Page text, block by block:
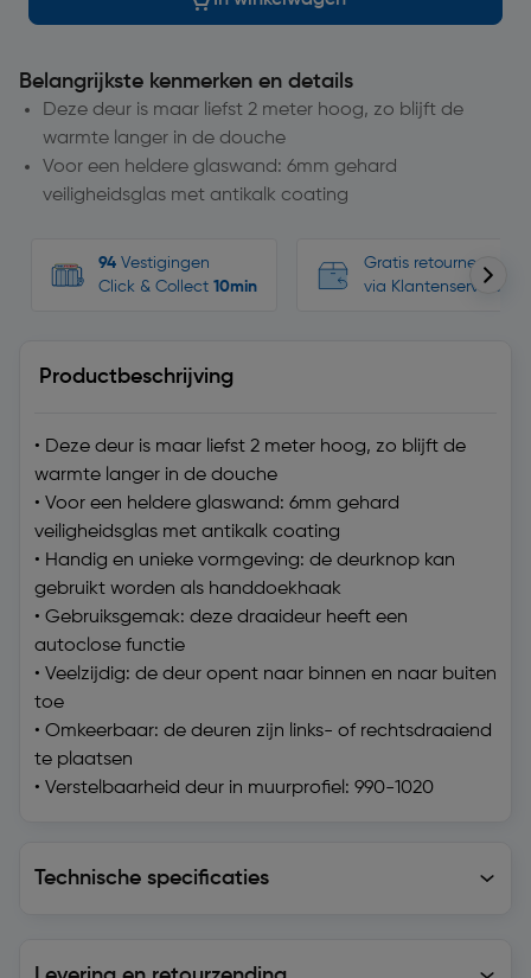
Belangrijkste kenmerken en details
Deze deur is maar liefst 2 meter hoog, zo blijft de
warmte langer in de douche
Voor een heldere glaswand: 6mm gehard
veiligheidsglas met antikalk coating
94 Vestigingen
Click & Collect 10min
Gratis retourneren,
via Klantenservice
Productbeschrijving
• Deze deur is maar liefst 2 meter hoog, zo blijft de
warmte langer in de douche
• Voor een heldere glaswand: 6mm gehard
veiligheidsglas met antikalk coating
• Handig en unieke vormgeving: de deurknop kan
gebruikt worden als handdoekhaak
• Gebruiksgemak: deze draaideur heeft een
autoclose functie
• Veelzijdig: de deur opent naar binnen en naar buiten
toe
• Omkeerbaar: de deuren zijn links- of rechtsdraaiend
te plaatsen
• Verstelbaarheid deur in muurprofiel: 990-1020
Technische specificaties